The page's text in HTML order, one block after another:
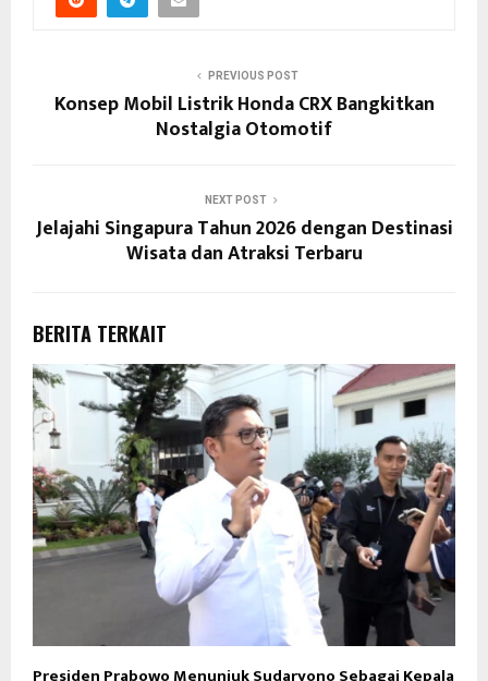
PREVIOUS POST
Konsep Mobil Listrik Honda CRX Bangkitkan
Nostalgia Otomotif
NEXT POST
Jelajahi Singapura Tahun 2026 dengan Destinasi
Wisata dan Atraksi Terbaru
BERITA TERKAIT